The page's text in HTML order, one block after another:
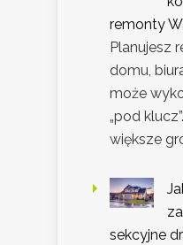
remonty
Planujesz
domu,
może
„pod
większe
sekcyjne